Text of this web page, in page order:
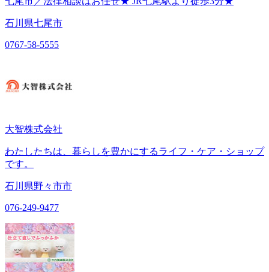
石川県七尾市
0767-58-5555
大智株式会社
わたしたちは、暮らしを豊かにするライフ・ケア・ショップ
です。
石川県野々市市
076-249-9477